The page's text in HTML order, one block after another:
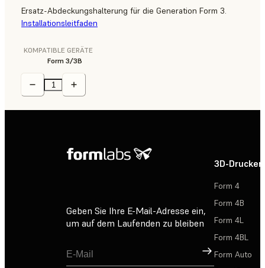
Ersatz-Abdeckungshalterung für die Generation Form 3.
Installationsleitfaden
KOMPATIBLE GERÄTE
Form 3/3B
Geben Sie Ihre E-Mail-Adresse ein,
um auf dem Laufenden zu bleiben
Registrieren
3D-Drucker
Form 4
Form 4B
Form 4L
Form 4BL
Form Auto